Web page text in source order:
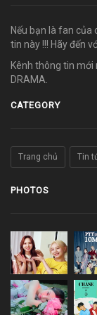
Nếu bạn là fan của
tin này !!! Hãy đến
Kênh thông tin mới
DRAMA.
CATEGORY
Trang chủ Tin
PHOTOS